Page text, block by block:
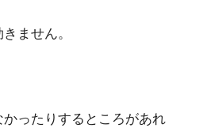
ません。
ったりするところがあれ